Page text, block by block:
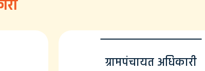
ग्रामपंचायत अधिकारी